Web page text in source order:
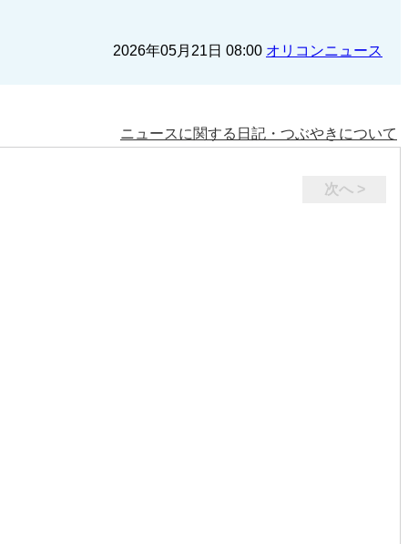
2026年05月21日 08:00 オリコンニュース
ニュースに関する日記・つぶやきについて
次へ >